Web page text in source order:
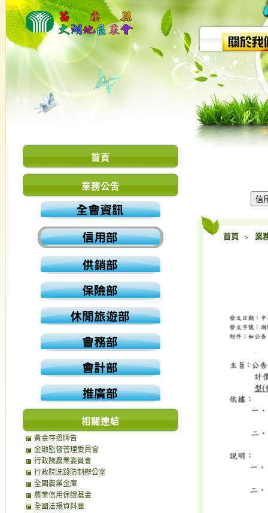
首頁 ﹥ 業
首頁
業務公告
相關連結
黃金存摺牌告
金融監督管理委員會
行政院農業委員會
行政院洗錢防制辦公室
全國農業金庫
農業信用保證基金
全國法規資料庫